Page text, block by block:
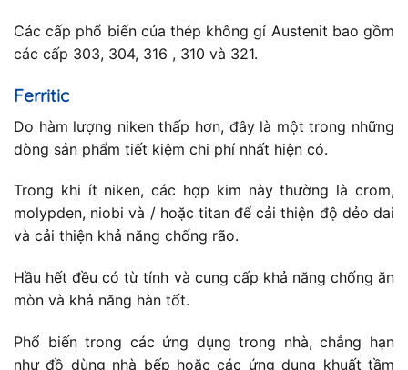
Các cấp phổ biến của thép không gỉ Austenit bao gồm
các cấp 303, 304, 316 , 310 và 321.
Ferritic
Do hàm lượng niken thấp hơn, đây là một trong những
dòng sản phẩm tiết kiệm chi phí nhất hiện có.
Trong khi ít niken, các hợp kim này thường là crom,
molypden, niobi và / hoặc titan để cải thiện độ dẻo dai
và cải thiện khả năng chống rão.
Hầu hết đều có từ tính và cung cấp khả năng chống ăn
mòn và khả năng hàn tốt.
Phổ biến trong các ứng dụng trong nhà, chẳng hạn
như đồ dùng nhà bếp hoặc các ứng dụng khuất tầm